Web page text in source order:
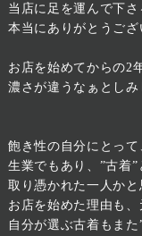
当店に足を運んで下さ
本当にありがとうござ
お店を始めてからの2
濃さが違うなぁとしみ
飽き性の自分にとっ
生業でもあり、”古着
取り憑かれた一人かと
お店を始めた理由も
自分が選ぶ古着もまた